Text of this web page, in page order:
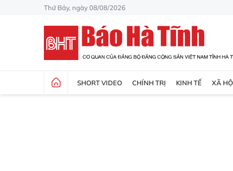
Thứ Bảy, ngày 08/08/2026
SHORT VIDEO CHÍNH TRỊ KINH TẾ XÃ